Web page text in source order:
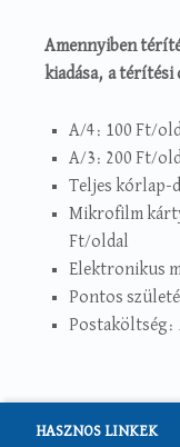
Amennyiben
kiadása, a térítési
A/4: 100 Ft/
A/3: 200 Ft/
Teljes kórlap-
Mikrofilm
Ft/oldal
Elektronikus
Pontos
Postaköltség:
HASZNOS LINKEK